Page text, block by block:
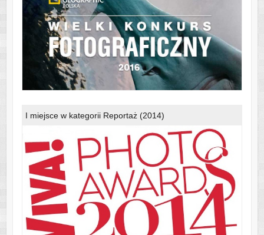
I miejsce w kategorii Reportaż (2014)